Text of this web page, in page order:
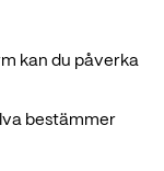
kan du påverka
bestämmer